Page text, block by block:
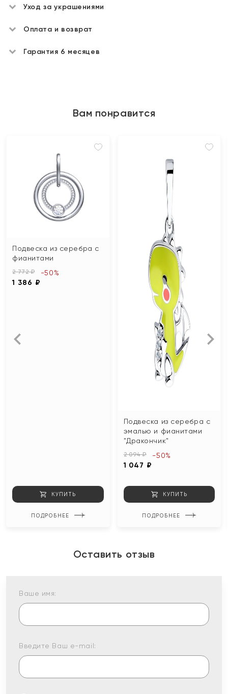
Уход за украшениями
Оплата и возврат
Гарантия 6 месяцев
Вам понравится
Подвеска из серебра с
фианитами
2 772 ₽
1 386 ₽
-50%
КУПИТЬ
ПОДРОБНЕЕ
Подвеска из серебра с
эмалью и фианитами
"Дракончик"
2 094 ₽
1 047 ₽
-50%
КУПИТЬ
ПОДРОБНЕЕ
Оставить отзыв
Ваше имя:
Введите Ваш e-mail: